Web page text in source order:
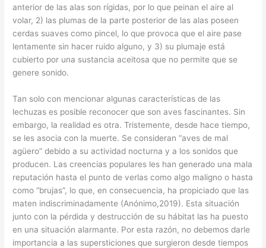
anterior de las alas son rígidas, por lo que peinan el aire al
volar, 2) las plumas de la parte posterior de las alas poseen
cerdas suaves como pincel, lo que provoca que el aire pase
lentamente sin hacer ruido alguno, y 3) su plumaje está
cubierto por una sustancia aceitosa que no permite que se
genere sonido.
Tan solo con mencionar algunas características de las
lechuzas es posible reconocer que son aves fascinantes. Sin
embargo, la realidad es otra. Tristemente, desde hace tiempo,
se les asocia con la muerte. Se consideran “aves de mal
agüero” debido a su actividad nocturna y a los sonidos que
producen. Las creencias populares les han generado una mala
reputación hasta el punto de verlas como algo maligno o hasta
como “brujas”, lo que, en consecuencia, ha propiciado que las
maten indiscriminadamente (Anónimo,2019). Esta situación
junto con la pérdida y destrucción de su hábitat las ha puesto
en una situación alarmante. Por esta razón, no debemos darle
importancia a las supersticiones que surgieron desde tiempos